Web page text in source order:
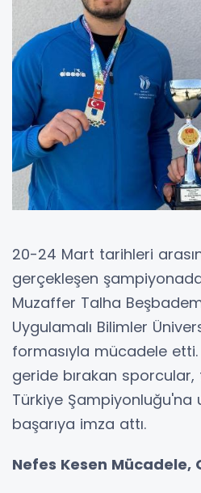
20-24 Mart tarihleri
gerçekleşen
Muzaffer Talha
Uygulamalı Bilimler
formasıyla mücadele
geride bırakan sporcular,
Türkiye Şampiyonluğu'na
başarıya imza attı.
Nefes Kesen Mücadele,